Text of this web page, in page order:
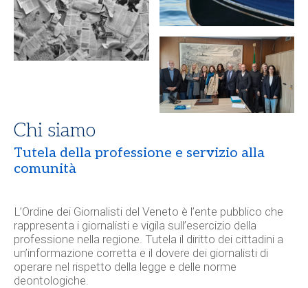
Chi siamo
Tutela della professione e servizio alla
comunità
L’Ordine dei Giornalisti del Veneto è l’ente pubblico che
rappresenta i giornalisti e vigila sull’esercizio della
professione nella regione. Tutela il diritto dei cittadini a
un’informazione corretta e il dovere dei giornalisti di
operare nel rispetto della legge e delle norme
deontologiche.